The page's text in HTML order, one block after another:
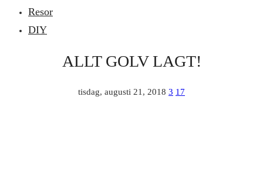
Resor
DIY
ALLT GOLV LAGT!
tisdag, augusti 21, 2018 3 17